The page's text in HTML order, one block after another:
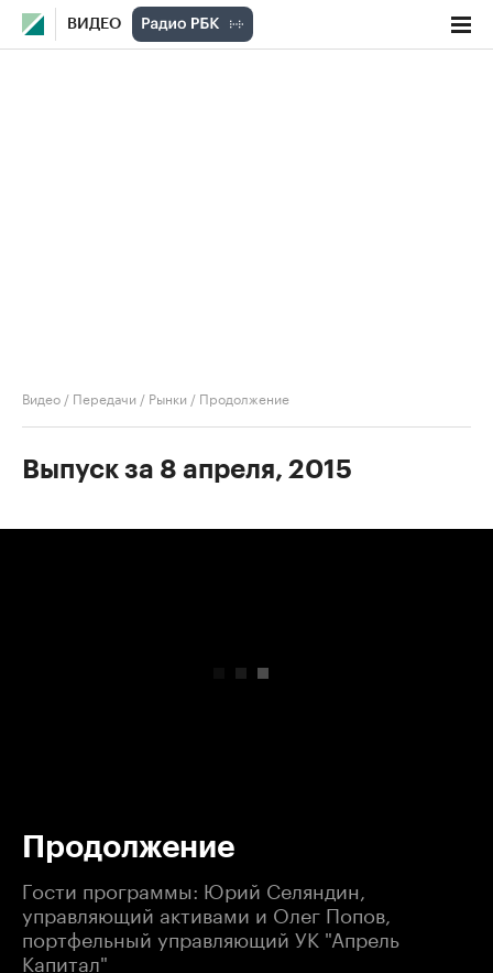
ВИДЕО
Видео / Передачи / Рынки / Продолжение
Выпуск за 8 апреля, 2015
Продолжение
Гости программы: Юрий Селяндин,
управляющий активами и Олег Попов,
портфельный управляющий УК "Апрель
Капитал"